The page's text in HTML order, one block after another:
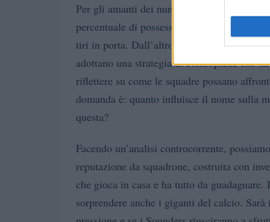
Per gli amanti dei numeri, ecco alcune
percentuale di possesso palla che supera il
tiri in porta. Dall’altro lato, i Seattle
adottano una strategia di contropiede che
riflettere su come le squadre possano
domanda è: quanto influisce il nome sulla
questa?
Facendo un’analisi controcorrente,
reputazione da squadrone, costruita con
che gioca in casa e ha tutto da
sorprendere anche i giganti del calcio. Sarà